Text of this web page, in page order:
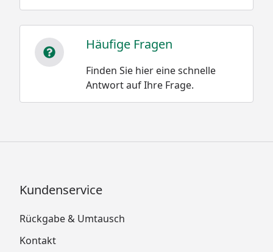
Häufige Fragen
Finden Sie hier eine schnelle
Antwort auf Ihre Frage.
Kundenservice
Rückgabe & Umtausch
Kontakt